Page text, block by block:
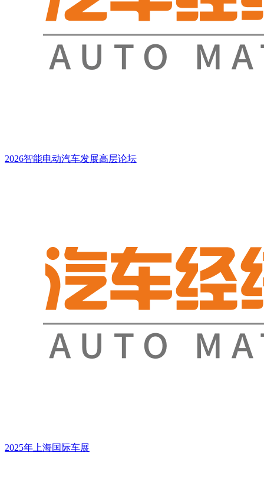
2026智能电动汽车发展高层论坛
2025年上海国际车展